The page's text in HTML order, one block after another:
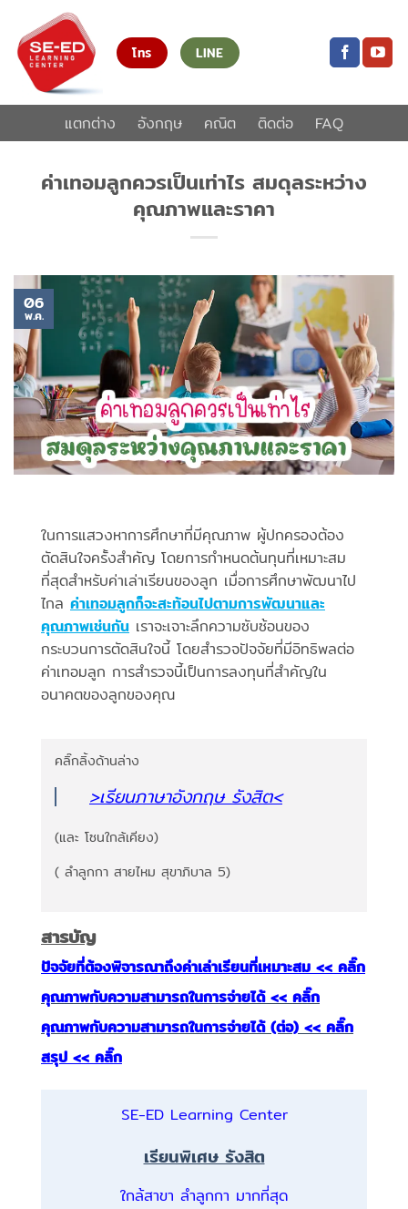
ยัง
เนื้อหา
โทร LINE
แตกต่าง อังกฤษ คณิต ติดต่อ FAQ
ค่าเทอมลูกควรเป็นเท่าไร สมดุลระหว่าง
คุณภาพและราคา
06
พ.ค.
ในการแสวงหาการศึกษาที่มีคุณภาพ ผู้ปกครองต้อง
ตัดสินใจครั้งสำคัญ โดยการกำหนดต้นทุนที่เหมาะสม
ที่สุดสำหรับค่าเล่าเรียนของลูก เมื่อการศึกษาพัฒนาไป
ไกล ค่าเทอมลูกก็จะสะท้อนไปตามการพัฒนาและ
คุณภาพเช่นกัน เราจะเจาะลึกความซับซ้อนของ
กระบวนการตัดสินใจนี้ โดยสำรวจปัจจัยที่มีอิทธิพลต่อ
ค่าเทอมลูก การสำรวจนี้เป็นการลงทุนที่สำคัญใน
อนาคตของลูกของคุณ
คลิ๊กลิ้งด้านล่าง
>เรียนภาษาอังกฤษ รังสิต<
(และ โซนใกล้เคียง)
( ลำลูกกา สายไหม สุขาภิบาล 5)
สารบัญ
ปัจจัยที่ต้องพิจารณาถึงค่าเล่าเรียนที่เหมาะสม << คลิ๊ก
คุณภาพกับความสามารถในการจ่ายได้ << คลิ๊ก
คุณภาพกับความสามารถในการจ่ายได้ (ต่อ) << คลิ๊ก
สรุป << คลิ๊ก
SE-ED Learning Center
เรียนพิเศษ รังสิต
ใกล้สาขา ลำลูกกา มากที่สุด